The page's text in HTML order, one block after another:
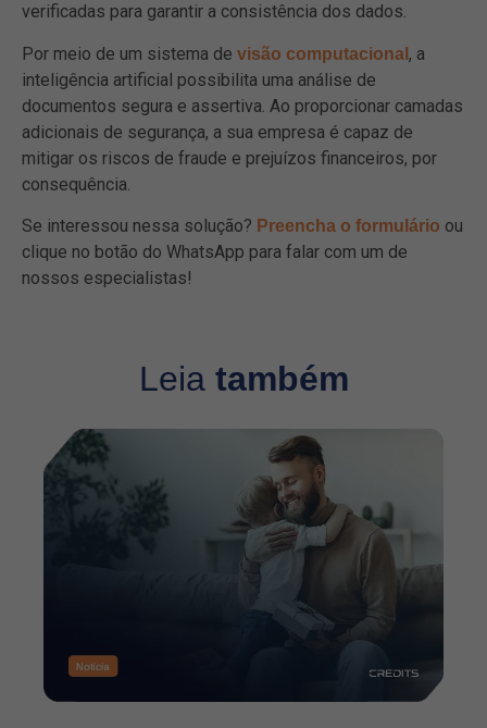
verificadas para garantir a consistência dos dados.
Por meio de um sistema de visão computacional , a
inteligência artificial possibilita uma análise de
documentos segura e assertiva. Ao proporcionar camadas
adicionais de segurança, a sua empresa é capaz de
mitigar os riscos de fraude e prejuízos financeiros, por
consequência.
Se interessou nessa solução? Preencha o formulário ou
clique no botão do WhatsApp para falar com um de
nossos especialistas!
Leia também